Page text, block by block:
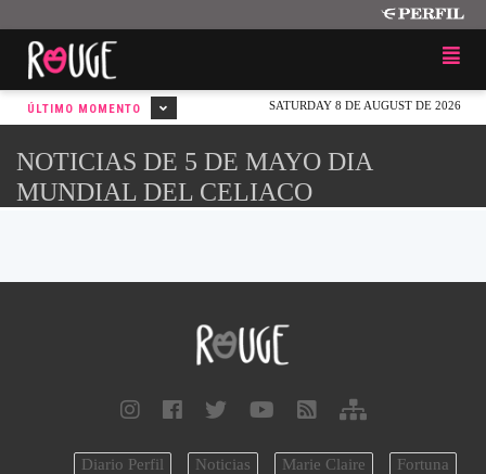
SATURDAY 8 DE AUGUST DE 2026
ÚLTIMO MOMENTO
NOTICIAS DE 5 DE MAYO DIA
MUNDIAL DEL CELIACO
Diario Perfil Noticias Marie Claire
Fortuna